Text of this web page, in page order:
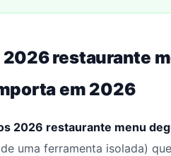
2026 restaurante
em 2026
2026 restaurante menu
uma ferramenta isolada)